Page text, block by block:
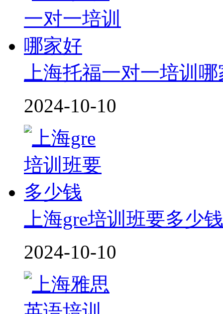
上海托福一对一培训
2024-10-10
上海gre培训班要多少钱
2024-10-10